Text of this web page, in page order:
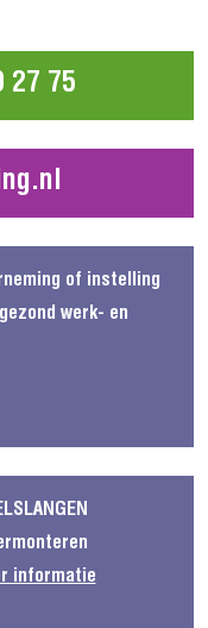
27 75
of instelling
werk- en
informatie